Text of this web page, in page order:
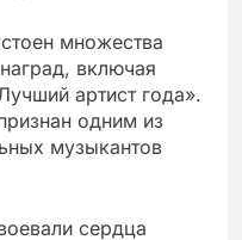
множества
включая
артист года».
одним из
музыкантов
сердца